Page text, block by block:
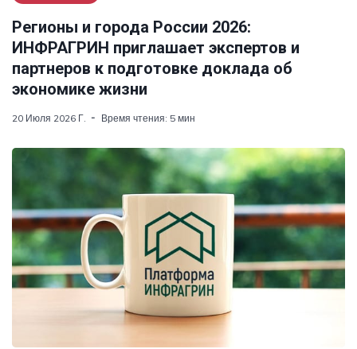
Регионы и города России 2026:
ИНФРАГРИН приглашает экспертов и
партнеров к подготовке доклада об
экономике жизни
20 Июля 2026 Г. Время чтения: 5 мин